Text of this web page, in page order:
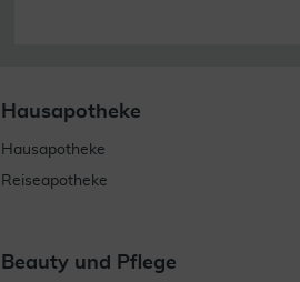
Hausapotheke
Hausapotheke
Reiseapotheke
Beauty und Pflege